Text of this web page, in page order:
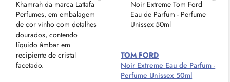
TOM FORD
Noir Extreme Eau de Parfum -
Perfume Unissex 50ml